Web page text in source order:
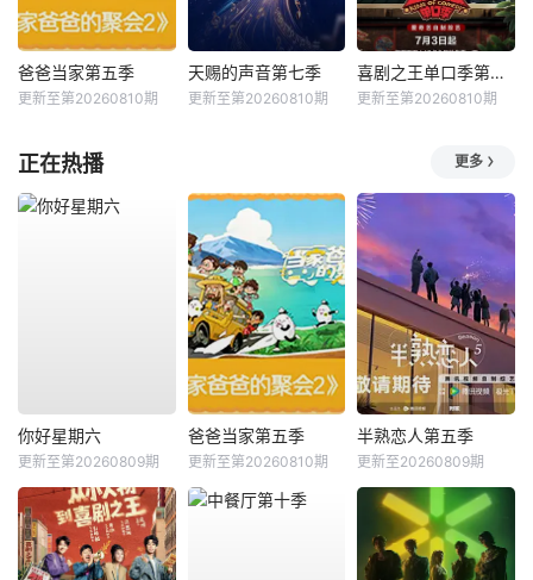
爸爸当家第五季
更新至第20260810期
天赐的声音第七季
更新至第20260810期
喜剧之王单口季第三季
更新至第20260810期
正在热播 更多
你好星期六
更新至第20260809期
爸爸当家第五季
更新至第20260810期
半熟恋人第五季
更新至20260809期